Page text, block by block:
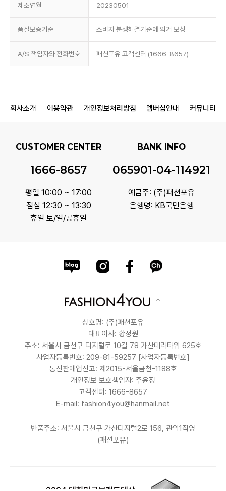
제조연월 20230501
품질보증기준 소비자 분쟁해결기준에 의거 보상
A/S 책임자와 전화번호 패션포유 고객센터 (1666-8657)
회사소개 이용약관 개인정보처리방침 멤버십안내 커뮤니티
CUSTOMER CENTER
1666-8657
평일 10:00 ~ 17:00
점심 12:30 ~ 13:30
휴일 토/일/공휴일
BANK INFO
065901-04-114921
예금주: (주)패션포유
은행명: KB국민은행
상호명: (주)패션포유
대표이사: 황정원
주소: 서울시 금천구 디지털로 10길 78 가산테라타워 625호
사업자등록번호: 209-81-59257 [사업자등록번호]
통신판매업신고: 제2015-서울금천-1188호
개인정보 보호책임자: 주윤정
고객센터: 1666-8657
E-mail: fashion4you@hanmail.net
반품주소: 서울시 금천구 가산디지털2로 156, 관악1직영
(패션포유)